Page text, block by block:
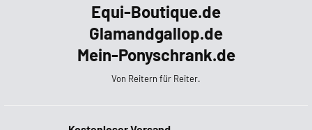
Equi-Boutique.de
Glamandgallop.de
Mein-Ponyschrank.de
Von Reitern für Reiter.